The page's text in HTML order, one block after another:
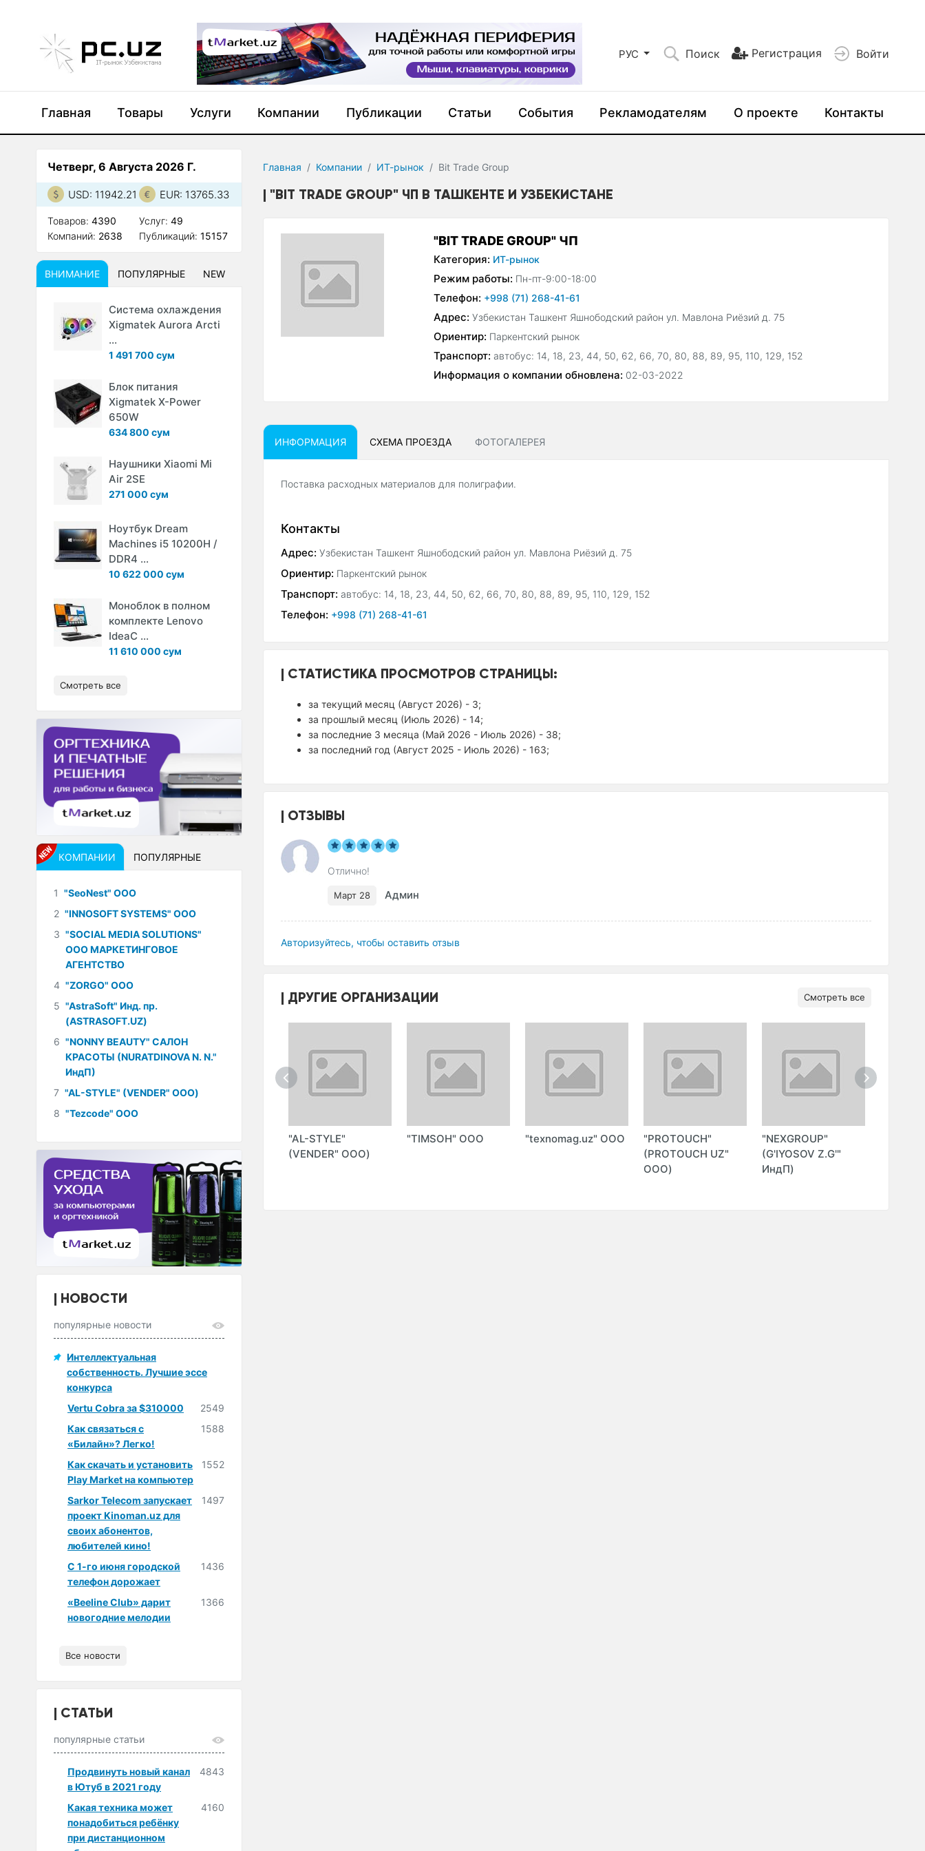
РУС Поиск Регистрация Войти
Главная Товары Услуги Компании Публикации Статьи События Рекламодателям О проекте Контакты
Главная Компании ИТ-рынок Bit Trade Group
"BIT TRADE GROUP" ЧП В ТАШКЕНТЕ И УЗБЕКИСТАНЕ
"BIT TRADE GROUP" ЧП
Категория: ИТ-рынок
Режим работы: Пн-пт-9:00-18:00
Телефон: +998 (71) 268-41-61
Адрес: Узбекистан Ташкент Яшнободский район ул. Мавлона Риёзий д. 75
Ориентир: Паркентский рынок
Транспорт: автобус: 14, 18, 23, 44, 50, 62, 66, 70, 80, 88, 89, 95, 110, 129, 152
Информация о компании обновлена: 02-03-2022
ИНФОРМАЦИЯ СХЕМА ПРОЕЗДА ФОТОГАЛЕРЕЯ
Поставка расходных материалов для полиграфии.
Контакты
Адрес: Узбекистан Ташкент Яшнободский район ул. Мавлона Риёзий д. 75
Ориентир: Паркентский рынок
Транспорт: автобус: 14, 18, 23, 44, 50, 62, 66, 70, 80, 88, 89, 95, 110, 129, 152
Телефон: +998 (71) 268-41-61
СТАТИСТИКА ПРОСМОТРОВ СТРАНИЦЫ:
за текущий месяц (Август 2026) - 3;
за прошлый месяц (Июль 2026) - 14;
за последние 3 месяца (Май 2026 - Июль 2026) - 38;
за последний год (Август 2025 - Июль 2026) - 163;
ОТЗЫВЫ
Отлично!
Март 28 Админ
Авторизуйтесь, чтобы оставить отзыв
ДРУГИЕ ОРГАНИЗАЦИИ Смотреть все
ООО
"AL-STYLE"
(VENDER" ООО)
"TIMSOH" ООО "texnomag.uz" ООО
"PROTOUCH"
(PROTOUCH UZ"
ООО)
"NEXGROUP"
(G'IYOSOV Z.G'"
ИндП)
Четверг, 6 Августа 2026 Г.
USD: 11942.21 EUR: 13765.33
Товаров: 4390
Компаний: 2638
Услуг:49
Публикаций:15157
ВНИМАНИЕ ПОПУЛЯРНЫЕ NEW
Система охлаждения
Xigmatek Aurora Arcti
...
1 491 700 сум
Блок питания
Xigmatek X-Power
650W
634 800 сум
Наушники Xiaomi Mi
Air 2SE
271 000 сум
Ноутбук Dream
Machines i5 10200H /
DDR4 ...
10 622 000 сум
Моноблок в полном
комплекте Lenovo
IdeaC ...
11 610 000 сум
Смотреть все
КОМПАНИИ ПОПУЛЯРНЫЕ
1 "SeoNest" ООО
2 "INNOSOFT SYSTEMS" ООО
3 "SOCIAL MEDIA SOLUTIONS"
ООО МАРКЕТИНГОВОЕ
АГЕНТСТВО
4 "ZORGO" ООО
5 "AstraSoft" Инд. пр.
(ASTRASOFT.UZ)
6 "NONNY BEAUTY" САЛОН
КРАСОТЫ (NURATDINOVA N. N."
ИндП)
7 "AL-STYLE" (VENDER" ООО)
8 "Tezcode" ООО
НОВОСТИ
популярные новости
Интеллектуальная
собственность. Лучшие эссе
конкурса
Vertu Cobra за $310000
2549
Как связаться с
«Билайн»? Легко!
1588
Как скачать и установить
Play Market на компьютер
1552
Sarkor Telecom запускает
проект Kinoman.uz для
своих абонентов,
любителей кино!
1497
С 1-го июня городской
телефон дорожает
1436
«Beeline Club» дарит
новогодние мелодии
1366
Все новости
СТАТЬИ
популярные статьи
Продвинуть новый канал
в Ютуб в 2021 году
4843
Какая техника может
понадобиться ребёнку
при дистанционном
4160